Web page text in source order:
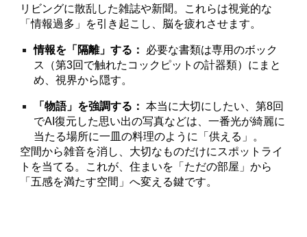
リビングに散乱した雑誌や新聞。これらは視覚的な
「情報過多」を引き起こし、脳を疲れさせます。
情報を「隔離」する：
必要な書類は専用のボック
ス（第3回で触れたコックピットの計器類）にまと
め、視界から隠す。
「物語」を強調する： 本当に大切にしたい、第8回
でAI復元した思い出の写真などは、一番光が綺麗に
当たる場所に一皿の料理のように「供える」。
空間から雑音を消し、大切なものだけにスポットライ
トを当てる。これが、住まいを「ただの部屋」から
「五感を満たす空間」へ変える鍵です。